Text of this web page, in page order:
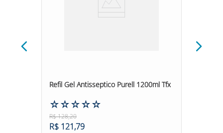
Refil Gel Antisseptico Purell 1200ml Tfx
☆☆☆☆☆
R$128,20
R$ 121,79